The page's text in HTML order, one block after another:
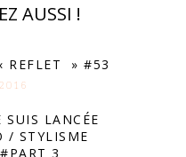
AUSSI !
REFLET » #53
SUIS LANCÉE
/ STYLISME
3